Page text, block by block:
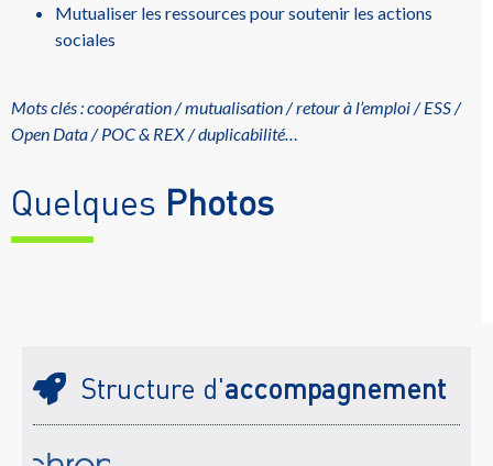
Mutualiser les ressources pour soutenir les actions
sociales
Mots clés : coopération / mutualisation / retour à l’emploi / ESS /
Open Data / POC & REX / duplicabilité…
Quelques Photos
Structure d'accompagnement